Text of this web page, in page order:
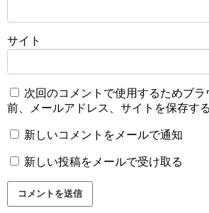
サイト
次回のコメントで使用するためブラ
前、メールアドレス、サイトを保存する
新しいコメントをメールで通知
新しい投稿をメールで受け取る